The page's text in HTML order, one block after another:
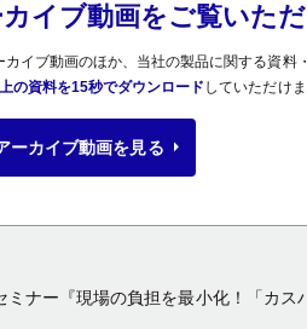
イブ動画をご覧いただ
イブ動画のほか、 当社の製品に関する資料
の資料を15秒でダウンロード していただけま
ーカイブ動画を見る
ナー『現場の負担を最小化！「カス